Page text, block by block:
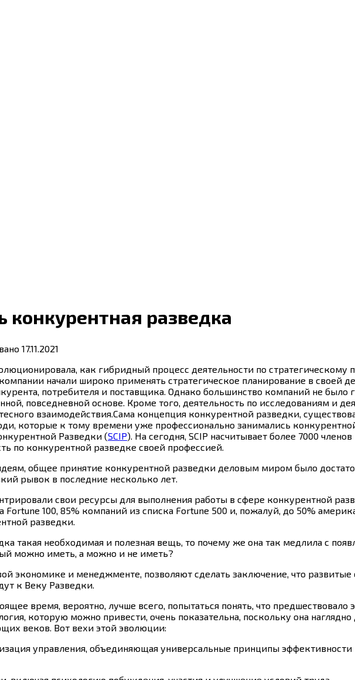
конкурентная разведка
17.11.2021
как гибридный процесс деятельности по
начали широко применять стратегическое планирование в своей
потребителя и поставщика. Однако большинство компаний не было
повседневной основе. Кроме того, деятельность по исследованиям и
взаимодействия.Сама концепция конкурентной разведки,
которые к тому времени уже профессионально занимались
Разведки (SCIP). На сегодня, SCIP насчитывает более 7000
по конкурентной разведке своей профессией.
общее принятие конкурентной разведки деловым миром было
рывок в последние несколько лет.
свои ресурсы для выполнения работы в сфере конкурентной
Fortune 100, 85% компаний из списка Fortune 500 и, пожалуй, до 50%
разведки.
такая необходимая и полезная вещь, то почему же она так медлила с
можно иметь, а можно и не иметь?
экономике и менеджменте, позволяют сделать заключение, что
к Веку Разведки.
время, вероятно, лучше всего, попытаться понять, что
которую можно привести, очень показательна, поскольку она
веков. Вот вехи этой эволюции:
управления, объединяющая универсальные принципы